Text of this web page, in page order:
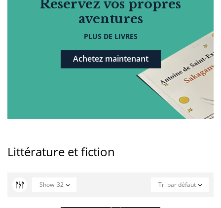
Réservez vos propres
aventures
PLUS DE LIVRES
Achetez maintenant
Littérature et fiction
Tri par défaut
Show 32